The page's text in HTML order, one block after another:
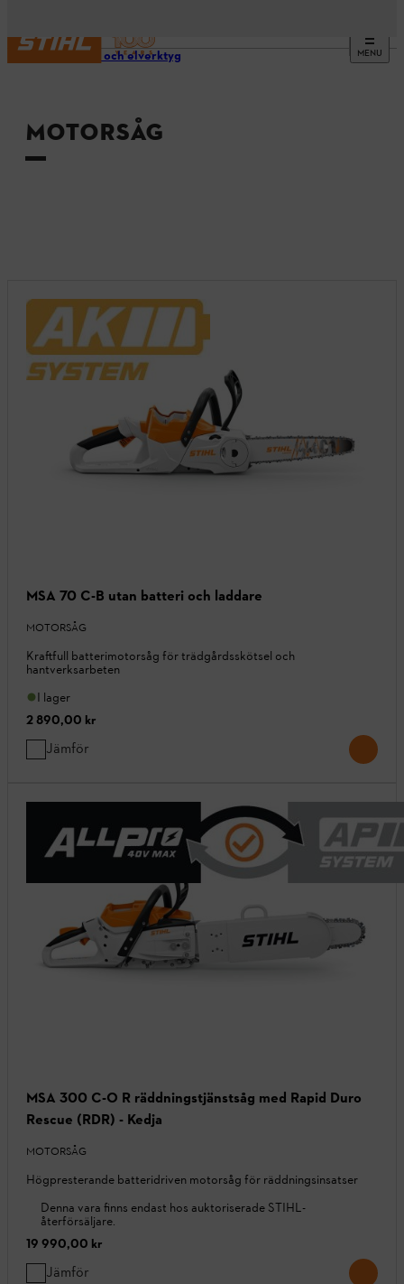
MENU
Verktyg och elverktyg
MOTORSÅG
MSA 70 C-B utan batteri och laddare
MOTORSÅG
Kraftfull batterimotorsåg för trädgårdsskötsel och
hantverksarbeten
I lager
2 890,00 kr
Jämför
MSA 300 C-O R räddningstjänstsåg med Rapid Duro
Rescue (RDR) - Kedja
MOTORSÅG
Högpresterande batteridriven motorsåg för räddningsinsatser
Denna vara finns endast hos auktoriserade STIHL-
återförsäljare.
19 990,00 kr
Jämför